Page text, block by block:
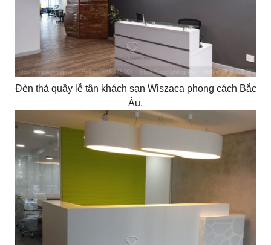
Đèn thả quầy lễ tân khách sạn Wiszaca phong cách Bắc
Âu.